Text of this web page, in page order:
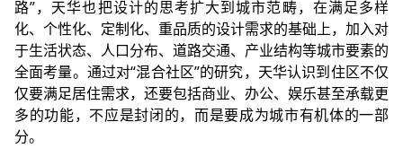
路”，天华也把设计的思考扩大到城市范畴，在满足多样
化、个性化、定制化、重品质的设计需求的基础上，加入对
于生活状态、人口分布、道路交通、产业结构等城市要素的
全面考量。通过对“混合社区”的研究，天华认识到住区不仅
仅要满足居住需求，还要包括商业、办公、娱乐甚至承载更
多的功能，不应是封闭的，而是要成为城市有机体的一部
分。